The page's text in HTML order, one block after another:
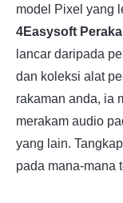
model Pixel yang
4Easysoft
lancar daripada
dan koleksi alat
rakaman anda, ia
merakam audio
yang lain.
pada mana-mana